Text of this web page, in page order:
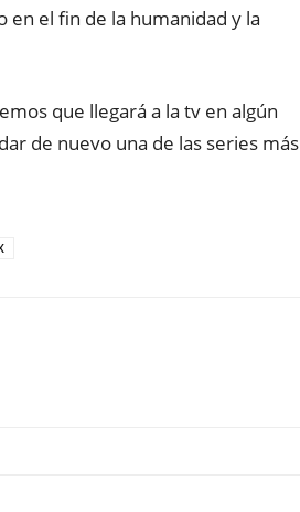
el fin de la humanidad y la
que llegará a la tv en algún
de nuevo una de las series más